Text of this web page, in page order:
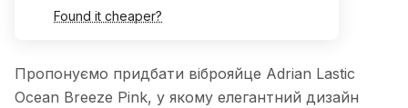
Found it cheaper?
Пропонуємо придбати віброяйце Adrian Lastic
Ocean Breeze Pink, у якому елегантний дизайн